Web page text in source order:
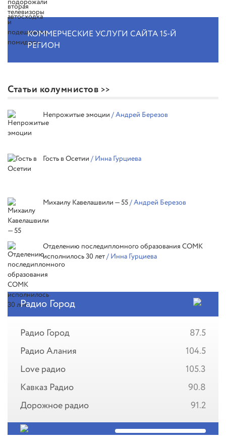
КОММЕРЧЕСКИЕ УСЛУГИ САЙТА 15-Й
РЕГИОН
Статьи колумнистов
Непрожитые эмоции / Андрей Березов
Гость в Осетии / Инна Гурциева
Михаилу Кавелашвили — 55/ Андрей Березов
Отделению последипломного образования СОМК
исполнилось 30 лет/ Инна Гурциева
Радио Город
Радио Город
87.5
Радио Алания
104.5
Love радио
105.3
Кавказ Радио
90.8
Дорожное радио
91.2